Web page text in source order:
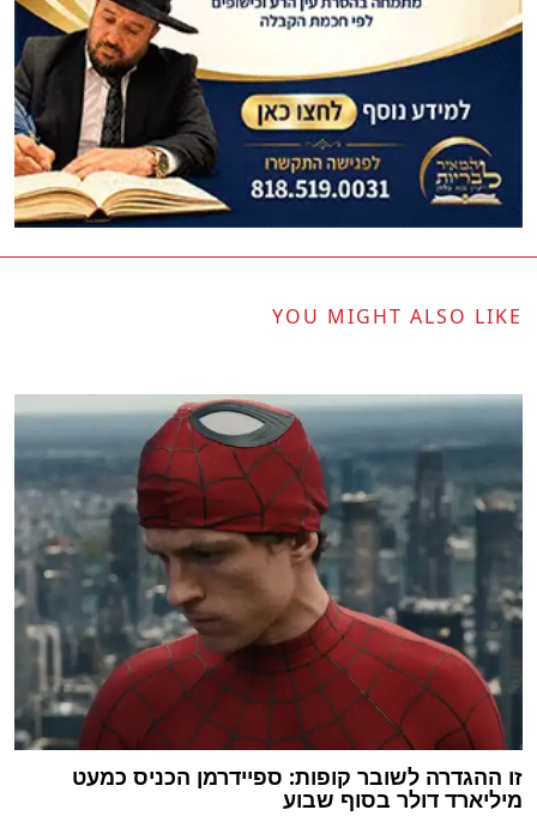
YOU MIGHT ALSO LIKE
זו ההגדרה לשובר קופות: ספיידרמן הכניס כמעט
מיליארד דולר בסוף שבוע